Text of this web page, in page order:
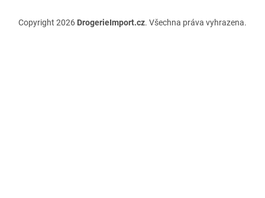
Copyright 2026 DrogerieImport.cz. Všechna práva vyhrazena.